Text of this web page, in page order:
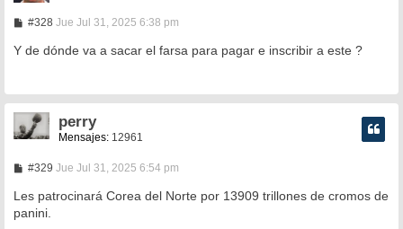
#328M
n
e
Jue Jul 31, 2025 6:38 pm
Y de dónde va a sacar el farsa para pagar e inscribir a este ?
perry
Mensajes: 12961
#329M
n
Jue Jul 31, 2025 6:54 pm
Les patrocinará Corea del Norte por 13909 trillones de cromos de
panini.